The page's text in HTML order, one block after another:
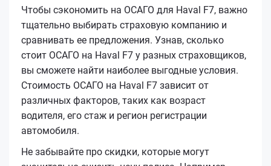
Чтобы сэкономить на ОСАГО для Haval F7, важно
тщательно выбирать страховую компанию и
сравнивать ее предложения. Узнав, сколько
стоит ОСАГО на Haval F7 у разных страховщиков,
вы сможете найти наиболее выгодные условия.
Стоимость ОСАГО на Haval F7 зависит от
различных факторов, таких как возраст
водителя, его стаж и регион регистрации
автомобиля.
Не забывайте про скидки, которые могут